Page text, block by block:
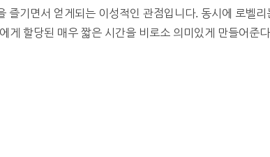
기면서 얻게되는 이성적인 관점입니다. 동시에 로벨리
게 할당된 매우 짧은 시간을 비로소 의미있게 만들어준